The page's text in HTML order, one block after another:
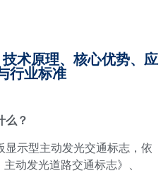
术原理、核心优势、应
行业标准
么？
示型主动发光交通标志，依
动发光道路交通标志》、